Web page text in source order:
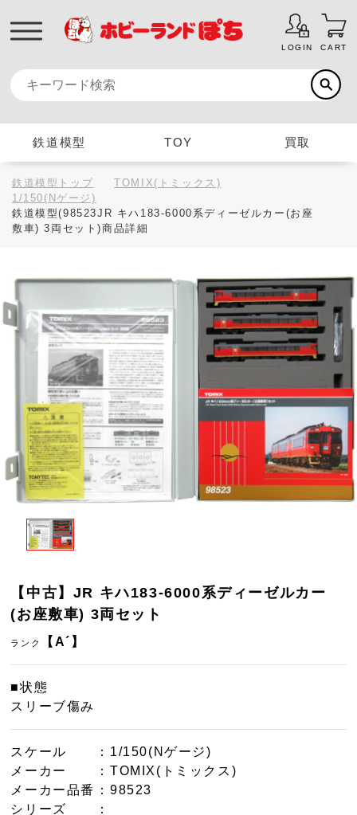
LOGIN CART
鉄道模型 TOY 買取
鉄道模型トップ
TOMIX(トミックス)
1/150(Nゲージ)
鉄道模型(98523JR キハ183-6000系ディーゼルカー(お座
敷車) 3両セット)商品詳細
【中古】JR キハ183-6000系ディーゼルカー
(お座敷車) 3両セット
ランク 【A´】
■状態
スリーブ傷み
スケール
：1/150(Nゲージ)
メーカー
：TOMIX(トミックス)
メーカー品番
：98523
シリーズ
：